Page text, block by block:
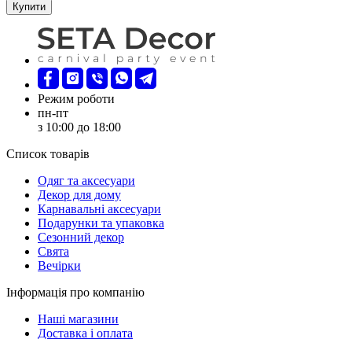
Купити
Режим роботи
пн-пт
з 10:00 до 18:00
Список товарів
Oдяг та аксесуари
Декор для дому
Карнавальні аксесуари
Подарунки та упаковка
Сезонний декор
Свята
Вечірки
Інформація про компанію
Наші магазини
Доставка і оплата